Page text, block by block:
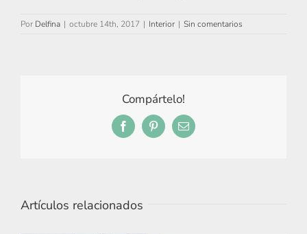
Por Delfina | octubre 14th, 2017 | Interior | Sin comentarios
Compártelo!
FacebookPinterestCorreo
Artículos relacionados